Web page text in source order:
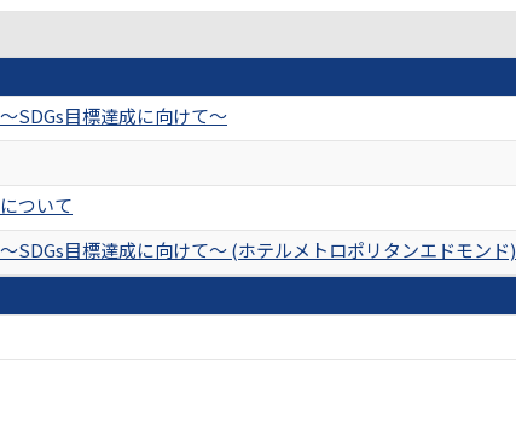
SDGs目標達成に向けて～
ついて
SDGs目標達成に向けて～ (ホテルメトロポリタンエドモンド)